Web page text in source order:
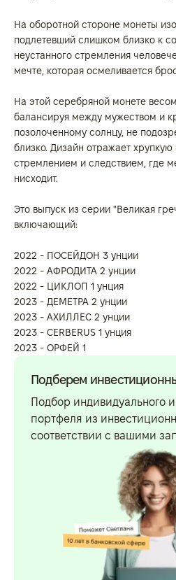
На оборотной стороне монеты
подлетевший слишком близко к
неустанного стремления
мечте, которая осмеливается
На этой серебряной монете
балансируя между мужеством и
позолоченному солнцу, не
близко. Дизайн отражает
стремлением и следствием, где
нисходит.
Это выпуск из серии "Великая
включающий:
2022 - ПОСЕЙДОН 3 унции
2022 - АФРОДИТА 2 унции
2022 - ЦИКЛОП 1 унция
2023 - ДЕМЕТРА 2 унции
2023 - АХИЛЛЕС 2 унции
2023 - CERBERUS 1 унция
2023 - ОРФЕЙ 1
Подберем
Подбор индивидуального
портфеля из
соответствии с вашими